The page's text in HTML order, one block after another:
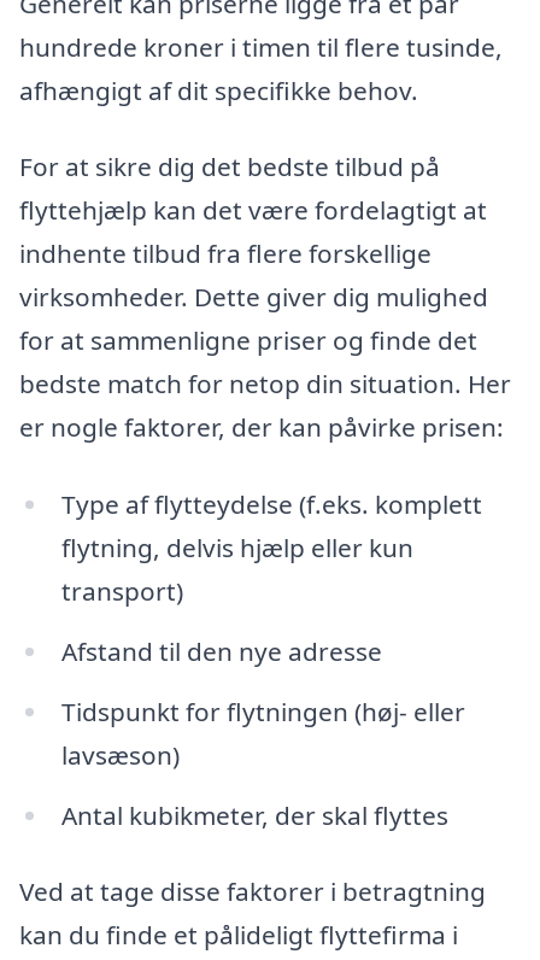
hundrede kroner i timen til flere tusinde,
afhængigt af dit specifikke behov.
For at sikre dig det bedste tilbud på
flyttehjælp kan det være fordelagtigt at
indhente tilbud fra flere forskellige
virksomheder. Dette giver dig mulighed
for at sammenligne priser og finde det
bedste match for netop din situation. Her
er nogle faktorer, der kan påvirke prisen:
Type af flytteydelse (f.eks. komplett
flytning, delvis hjælp eller kun
transport)
Afstand til den nye adresse
Tidspunkt for flytningen (høj- eller
lavsæson)
Antal kubikmeter, der skal flyttes
Ved at tage disse faktorer i betragtning
kan du finde et pålideligt flyttefirma i